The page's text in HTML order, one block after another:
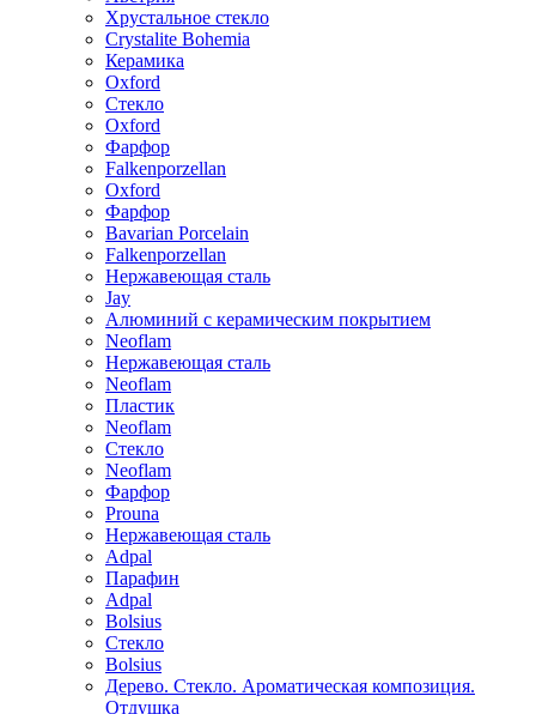
Хрустальное стекло
Crystalite Bohemia
Керамика
Oxford
Стекло
Oxford
Фарфор
Falkenporzellan
Oxford
Фарфор
Bavarian Porcelain
Falkenporzellan
Нержавеющая сталь
Jay
Алюминий с керамическим покрытием
Neoflam
Нержавеющая сталь
Neoflam
Пластик
Neoflam
Стекло
Neoflam
Фарфор
Prouna
Нержавеющая сталь
Adpal
Парафин
Adpal
Bolsius
Стекло
Bolsius
Дерево. Стекло. Ароматическая композиция.
Отдушка